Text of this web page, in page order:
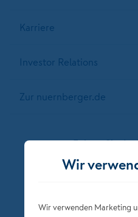
Karriere
Investor Relations
Zur nuernberger.de
Folgen Sie der
Wir
Wir verwenden Marketing